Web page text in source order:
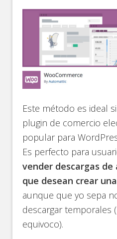
Este método es ideal
plugin de comercio
popular para
Es perfecto para
vender descargas de
que desean crear
aunque que yo sepa
descargar temporales
equivoco).